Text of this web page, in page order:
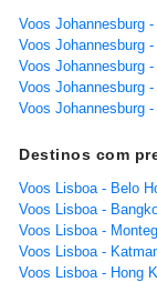
Voos Johannesburg
Voos Johannesburg
Voos Johannesburg
Voos Johannesburg
Voos Johannesburg
Destinos com
Voos Lisboa - Belo
Voos Lisboa -
Voos Lisboa -
Voos Lisboa -
Voos Lisboa - Hong